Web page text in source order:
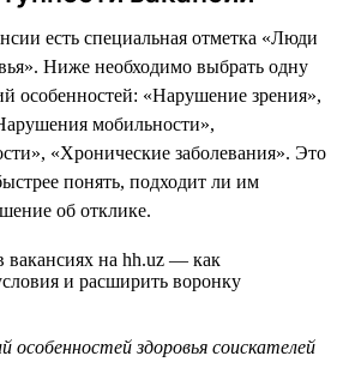
есть специальная отметка «Люди
Ниже необходимо выбрать одну
особенностей: «Нарушение зрения»,
мобильности»,
«Хронические заболевания». Это
понять, подходит ли им
об отклике.
здоровья соискателей